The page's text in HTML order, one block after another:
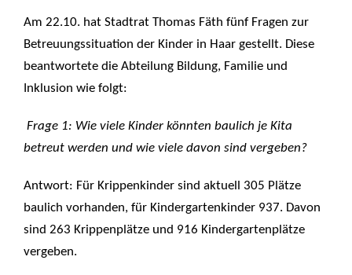
Am 22.10. hat Stadtrat Thomas Fäth fünf Fragen zur
Betreuungssituation der Kinder in Haar gestellt. Diese
beantwortete die Abteilung Bildung, Familie und
Inklusion wie folgt:
Frage 1: Wie viele Kinder könnten baulich je Kita
betreut werden und wie viele davon sind vergeben?
Antwort: Für Krippenkinder sind aktuell 305 Plätze
baulich vorhanden, für Kindergartenkinder 937. Davon
sind 263 Krippenplätze und 916 Kindergartenplätze
vergeben.